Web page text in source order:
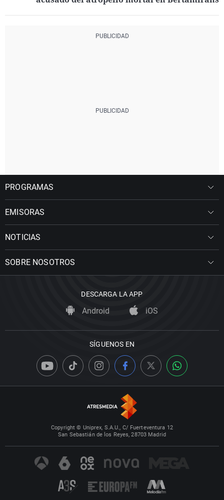
PROGRAMAS
EMISORAS
NOTICIAS
SOBRE NOSOTROS
DESCARGA LA APP
Android iOS
SÍGUENOS EN
Copyright © Uniprex, S.A.U., C/ Fuerteventura 12
San Sebastián de los Reyes, 28703 Madrid